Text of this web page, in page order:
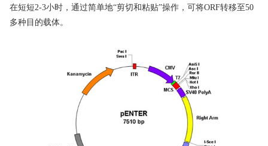
在短短2-3小时，通过简单地“剪切和粘贴”操作，可将ORF转移至50
多种目的载体。